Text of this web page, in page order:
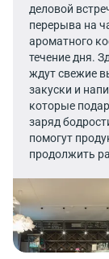
деловой
перерыва на
ароматного
течение дня.
ждут свежие
закуски и
которые
заряд
помогут
продолжить